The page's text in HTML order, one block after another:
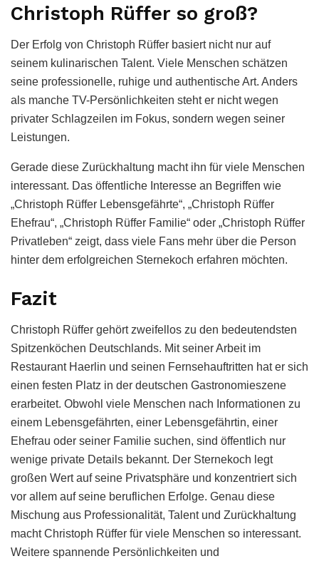
Christoph Rüffer so groß?
Der Erfolg von Christoph Rüffer basiert nicht nur auf
seinem kulinarischen Talent. Viele Menschen schätzen
seine professionelle, ruhige und authentische Art. Anders
als manche TV-Persönlichkeiten steht er nicht wegen
privater Schlagzeilen im Fokus, sondern wegen seiner
Leistungen.
Gerade diese Zurückhaltung macht ihn für viele Menschen
interessant. Das öffentliche Interesse an Begriffen wie
„Christoph Rüffer Lebensgefährte“, „Christoph Rüffer
Ehefrau“, „Christoph Rüffer Familie“ oder „Christoph Rüffer
Privatleben“ zeigt, dass viele Fans mehr über die Person
hinter dem erfolgreichen Sternekoch erfahren möchten.
Fazit
Christoph Rüffer gehört zweifellos zu den bedeutendsten
Spitzenköchen Deutschlands. Mit seiner Arbeit im
Restaurant Haerlin und seinen Fernsehauftritten hat er sich
einen festen Platz in der deutschen Gastronomieszene
erarbeitet. Obwohl viele Menschen nach Informationen zu
einem Lebensgefährten, einer Lebensgefährtin, einer
Ehefrau oder seiner Familie suchen, sind öffentlich nur
wenige private Details bekannt. Der Sternekoch legt
großen Wert auf seine Privatsphäre und konzentriert sich
vor allem auf seine beruflichen Erfolge. Genau diese
Mischung aus Professionalität, Talent und Zurückhaltung
macht Christoph Rüffer für viele Menschen so interessant.
Weitere spannende Persönlichkeiten und